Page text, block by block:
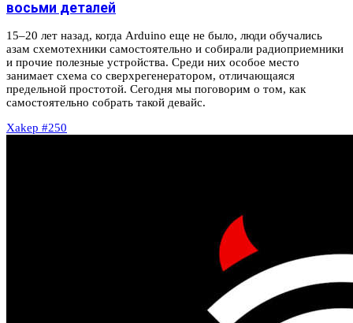
восьми деталей
15–20 лет назад, когда Arduino еще не было, люди обучались
азам схемотехники самостоятельно и собирали радиоприемники
и прочие полезные устройства. Среди них особое место
занимает схема со сверхрегенератором, отличающаяся
предельной простотой. Сегодня мы поговорим о том, как
самостоятельно собрать такой девайс.
Xakep #250